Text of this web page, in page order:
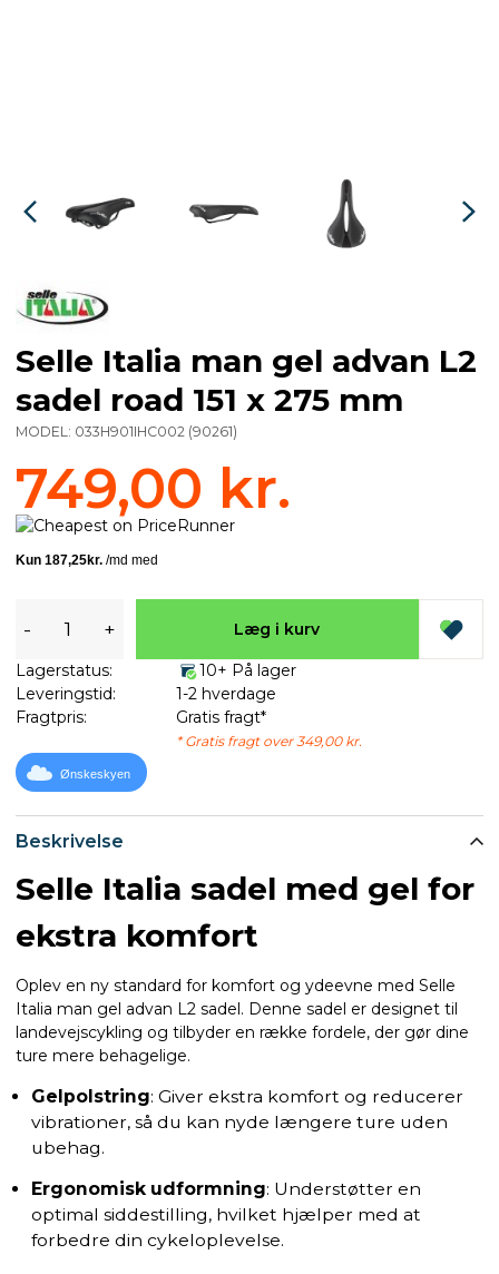
Beskrivelse
Selle Italia sadel med gel for
ekstra komfort
Oplev en ny standard for komfort og ydeevne med Selle
Italia man gel advan L2 sadel. Denne sadel er designet til
landevejscykling og tilbyder en række fordele, der gør dine
ture mere behagelige.
Gelpolstring: Giver ekstra komfort og reducerer
vibrationer, så du kan nyde længere ture uden
ubehag.
Ergonomisk udformning: Understøtter en
optimal siddestilling, hvilket hjælper med at
forbedre din cykeloplevelse.
Selle Italia man gel advan L2
sadel road 151 x 275 mm
MODEL: 033H901IHC002 (90261)
749,00 kr.
- + Læg i kurv
Lagerstatus:
10+ På lager
Leveringstid:
1-2 hverdage
Fragtpris:
Gratis fragt*
* Gratis fragt over 349,00 kr.
Ønskeskyen